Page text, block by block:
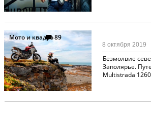
Мото и квадро89
Безмолвие
Заполярье.
Multistrada
8 октября 2019